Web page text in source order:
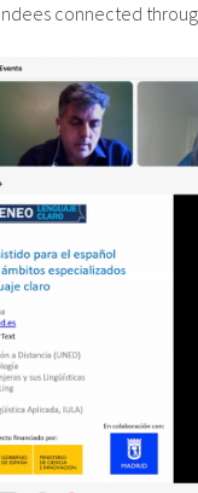
connected